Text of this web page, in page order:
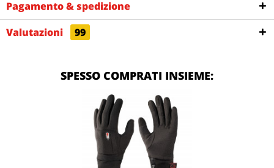
Pagamento & spedizione
Valutazioni
99
SPESSO COMPRATI INSIEME: